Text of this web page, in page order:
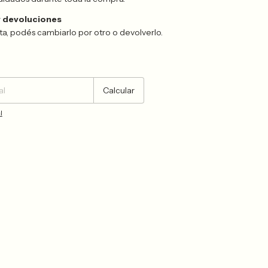
devoluciones
podés cambiarlo por otro o devolverlo.
Calcular